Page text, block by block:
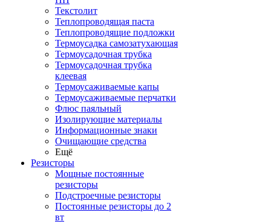
Текстолит
Теплопроводящая паста
Теплопроводящие подложки
Термоусадка самозатухающая
Термоусадочная трубка
Термоусадочная трубка
клеевая
Термоусаживаемые капы
Термоусаживаемые перчатки
Флюс паяльный
Изолирующие материалы
Информационные знаки
Очищающие средства
Ещё
Резисторы
Мощные постоянные
резисторы
Подстроечные резисторы
Постоянные резисторы до 2
вт